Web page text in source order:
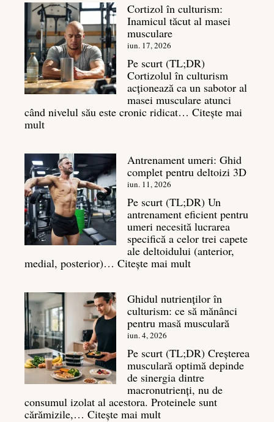
Top
7
mișcări
pentru
un
spate
masiv
Cortizol în culturism:
Inamicul tăcut al masei
musculare
iun. 17, 2026
Pe scurt (TL;DR)
Cortizolul în culturism
acționează ca un sabotor al
masei musculare atunci
când nivelul său este cronic ridicat… Citește mai
mult:
culturism:
Inamicul
tăcut
al
masei
musculare
Antrenament umeri: Ghid
complet pentru deltoizi 3D
iun. 11, 2026
Pe scurt (TL;DR) Un
antrenament eficient pentru
umeri necesită lucrarea
specifică a celor trei capete
ale deltoidului (anterior,
medial, posterior)… Citește mai mult:
Ghid
complet
pentru
3D
Ghidul nutrienților în
culturism: ce să mănânci
pentru masă musculară
iun. 4, 2026
Pe scurt (TL;DR) Creșterea
musculară optimă depinde
de sinergia dintre
macronutrienți, nu de
consumul izolat al acestora. Proteinele sunt
cărămizile,… Citește mai mult: